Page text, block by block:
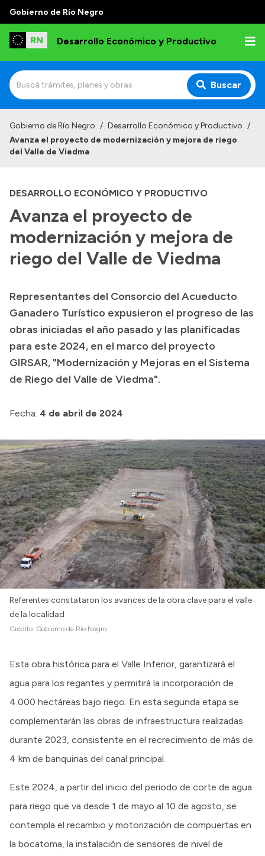
Gobierno de Río Negro
Desarrollo Económico y Productivo
Buscar
Institucional
Autoridades
Delegaciones
Normativa
Presupuesto
Boletín Oficial
Compras y licitaciones
Consulta de expedientes
Consulta de pago a proveedores
Login
Gobierno de Río Negro / Desarrollo Económico y Productivo /
Avanza el proyecto de modernización y mejora de riego
del Valle de Viedma
DESARROLLO ECONÓMICO Y PRODUCTIVO
Avanza el proyecto de
modernización y mejora de
riego del Valle de Viedma
Representantes del Consorcio del Acueducto
Ganadero Turístico expusieron el progreso de las
obras iniciadas el año pasado y las planificadas
para este 2024, en el marco del proyecto
GIRSAR, "Modernización y Mejoras en el Sistema
de Riego del Valle de Viedma".
Fecha: 4 de abril de 2024
Referentes constataron los avances de la obra clave para el valle
de la localidad
Crédito: Gobierno de Río Negro
Esta obra histórica para el Valle Inferior, garantizará el
agua para los regantes y permitirá la incorporación de
4.000 hectáreas bajo riego. En esta segunda etapa se
complementarán las obras de infraestructura realizadas
durante 2023, consistente en el recrecimiento de más de
4 km de banquinas del canal principal.
Este 2024, a partir del inicio del periodo de corte de agua
para riego que va desde 1 de mayo al 10 de agosto, se
contempla el recambio y motorización de compuertas en
la bocatoma, la instalación de sensores de nivel de